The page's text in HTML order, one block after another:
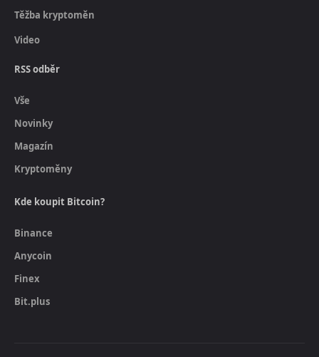
Těžba kryptoměn
Video
RSS odběr
Vše
Novinky
Magazín
Kryptoměny
Kde koupit Bitcoin?
Binance
Anycoin
Finex
Bit.plus